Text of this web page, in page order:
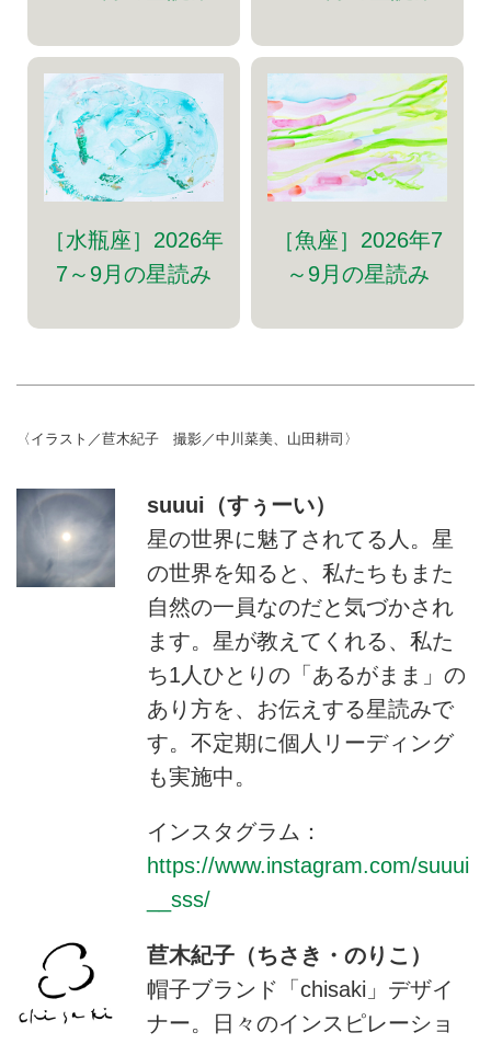
［水瓶座］2026年
7～9月の星読み
［魚座］2026年7
～9月の星読み
〈イラスト／苣木紀子 撮影／中川菜美、山田耕司〉
suuui（すぅーい）
星の世界に魅了されてる人。星
の世界を知ると、私たちもまた
自然の一員なのだと気づかされ
ます。星が教えてくれる、私た
ち1人ひとりの「あるがまま」の
あり方を、お伝えする星読みで
す。不定期に個人リーディング
も実施中。
インスタグラム：
https://www.instagram.com/suuui
__sss/
苣木紀子（ちさき・のりこ）
帽子ブランド「chisaki」デザイ
ナー。日々のインスピレーショ